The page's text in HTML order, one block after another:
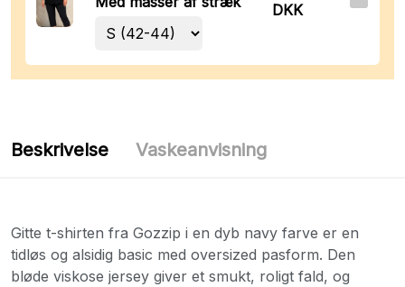
DKK
Beskrivelse Vaskeanvisning
Gitte t-shirten fra Gozzip i en dyb navy farve er en
tidløs og alsidig basic med oversized pasform. Den
bløde viskose jersey giver et smukt, roligt fald, og